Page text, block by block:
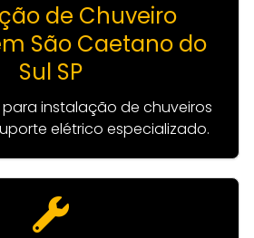
de Chuveiro
São Caetano do
Sul SP
instalação de chuveiros
elétrico especializado.